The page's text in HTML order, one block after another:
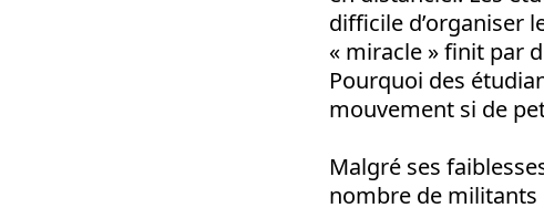
difficile d’organiser
« miracle » finit par
Pourquoi des
mouvement si de
Malgré ses
nombre de militants